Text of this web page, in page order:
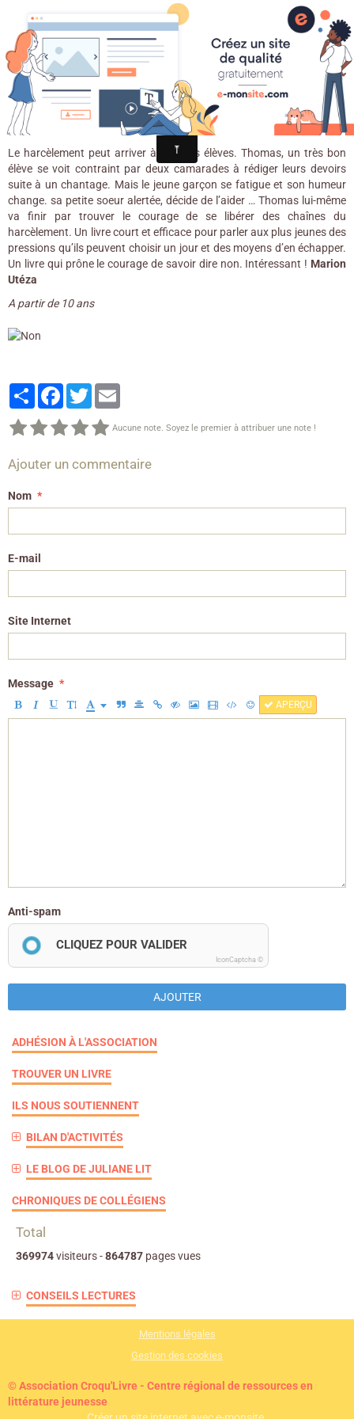
Croqu'livre
J’ai osé dire non ! / Roland Godel. -
Oskar editions, 2016
Le harcèlement peut arriver à tous les élèves. Thomas, un très bon
élève se voit contraint par deux camarades à rédiger leurs devoirs
suite à un chantage. Mais le jeune garçon se fatigue et son humeur
change. sa petite soeur alertée, décide de l’aider … Thomas lui-même
va finir par trouver le courage de se libérer des chaînes du
harcèlement. Un livre court et efficace pour parler aux plus jeunes des
pressions qu’ils peuvent choisir un jour et des moyens d’en échapper.
Un livre qui prône le courage de savoir dire non. Intéressant ! Marion
Utéza
A partir de 10 ans
PartagerFacebook
Twitter
Aucune note. Soyez le premier à attribuer une note !
Ajouter un commentaire
Nom
E-mail
Site Internet
Message
APERÇU
Anti-spam
CLIQUEZ POUR VALIDER
IconCaptcha ©
AJOUTER
ADHÉSION À L'ASSOCIATION
TROUVER UN LIVRE
ILS NOUS SOUTIENNENT
BILAN D'ACTIVITÉS
LE BLOG DE JULIANE LIT
CHRONIQUES DE COLLÉGIENS
Total
369974visiteurs -864787 pages vues
CONSEILS LECTURES
Mentions légales
Gestion des cookies
© Association Croqu'Livre - Centre régional de ressources en
littérature jeunesse